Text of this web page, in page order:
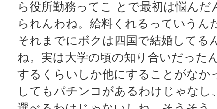
ら役所勤務ってこ とで最初は悩ん
られんわね。給料くれるっていうん
それまでにボクは四国で結婚してる
ね。実は大学の頃の知り合いだった
するくらいしか他にすることがなか
してもパチンコがあるわけじゃなし